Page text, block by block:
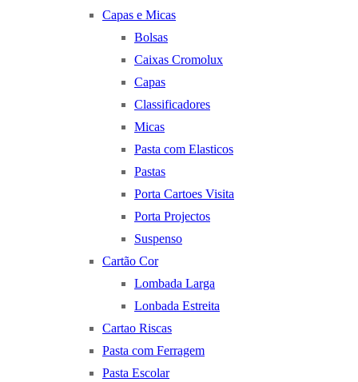
Capas e Micas
Bolsas
Caixas Cromolux
Capas
Classificadores
Micas
Pasta com Elasticos
Pastas
Porta Cartoes Visita
Porta Projectos
Suspenso
Cartão Cor
Lombada Larga
Lonbada Estreita
Cartao Riscas
Pasta com Ferragem
Pasta Escolar